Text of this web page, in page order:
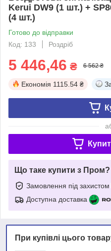
Kerui DW9 (1 шт.) +
(4 шт.)
Готово до відправки
Код: 133
Роздріб
5 446,46 ₴ 6 562 ₴
Економія 1115.54 ₴
Що таке купити з Пром?
Замовлення під захистом
Доступна доставка
При купівлі цього